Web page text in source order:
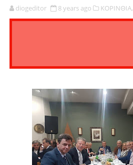
diogeditor 8 years ago ΚΟΡΙΝΘΙΑ,